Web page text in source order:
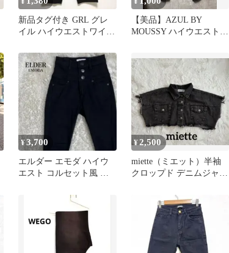
新品タグ付き GRL グレ
イル ハイウエストワイド
綿
【美品】AZUL BY
MOUSSY ハイウエストス
¥3,700
エルダー エモダ ハイウ
エスト コルセット風 ス
¥2,500
miette（ミエット）半袖
クロップド デニムジャケ